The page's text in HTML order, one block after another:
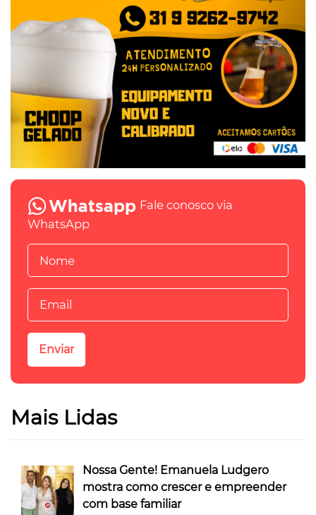
Fale conosco via
WhatsApp
Mais Lidas
Nossa Gente! Emanuela Ludgero
mostra como crescer e empreender
com base familiar